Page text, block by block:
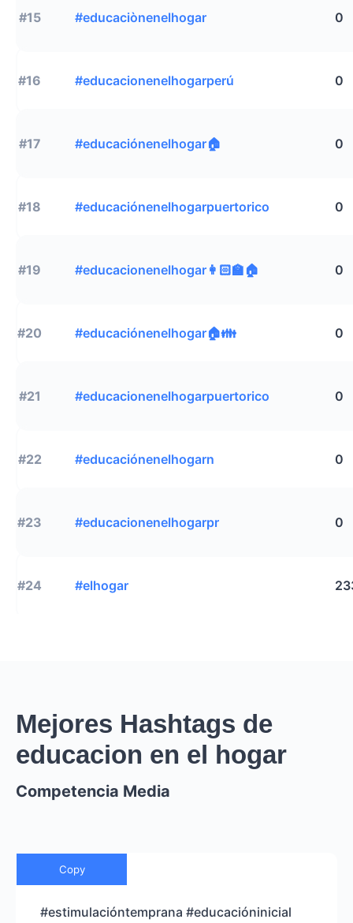
#15 #educaciònenelhogar 0
#16 #educacionenelhogarperú 0
#17 #educaciónenelhogar🏠 0
#18 #educaciónenelhogarpuertorico 0
#19 #educacionenelhogar👩🏻‍🏫🏠 0
#20 #educaciónenelhogar🏠👪 0
#21 #educacionenelhogarpuertorico 0
#22 #educaciónenelhogarn 0
#23 #educacionenelhogarpr 0
#24 #elhogar
Mejores Hashtags de
educacion en el hogar
Competencia Media
Copy
#estimulacióntemprana #educacióninicial